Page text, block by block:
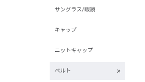
サングラス/眼鏡
キャップ
ニットキャップ
ベルト